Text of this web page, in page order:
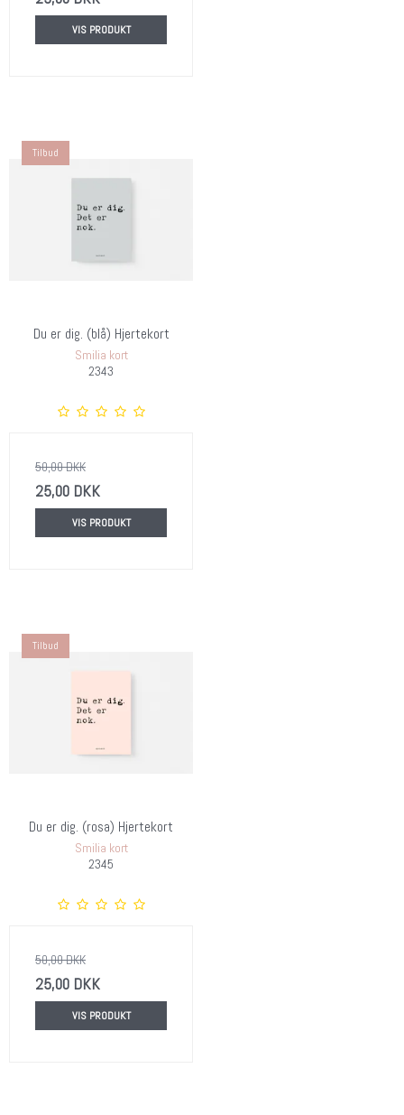
VIS PRODUKT
Tilbud
Du er dig. (blå) Hjertekort
Smilia kort
2343
50,00 DKK
25,00 DKK
VIS PRODUKT
Tilbud
Du er dig. (rosa) Hjertekort
Smilia kort
2345
50,00 DKK
25,00 DKK
VIS PRODUKT